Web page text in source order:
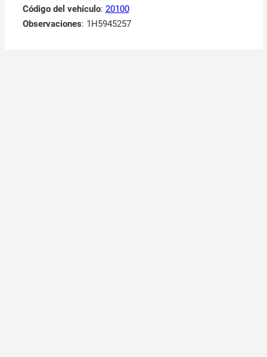
Código del vehículo: 20100
Observaciones: 1H5945257